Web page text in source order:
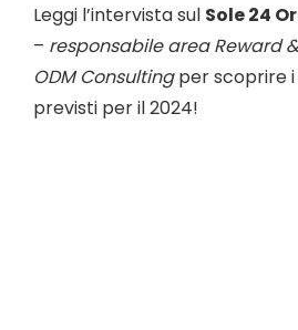
Leggi l’intervista sul Sole 24
– responsabile area Reward
ODM Consultingper scoprire i
previsti per il 2024!